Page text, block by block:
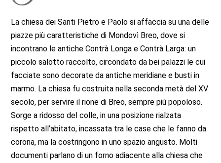
La chiesa dei Santi Pietro e Paolo si affaccia su una delle
piazze più caratteristiche di Mondovì Breo, dove si
incontrano le antiche Contrà Longa e Contrà Larga: un
piccolo salotto raccolto, circondato da bei palazzi le cui
facciate sono decorate da antiche meridiane e busti in
marmo. La chiesa fu costruita nella seconda metà del XV
secolo, per servire il rione di Breo, sempre più popoloso.
Sorge a ridosso del colle, in una posizione rialzata
rispetto all’abitato, incassata tra le case che le fanno da
corona, ma la costringono in uno spazio angusto. Molti
documenti parlano di un forno adiacente alla chiesa che